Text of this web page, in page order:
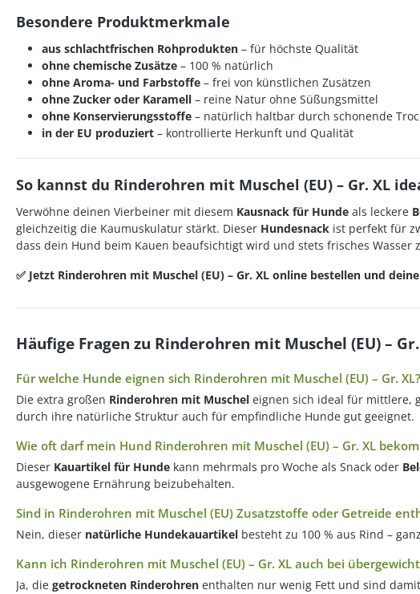
Besondere Produktmerkmale
aus schlachtfrischen Rohprodukten – für höchste Qualität
ohne chemische Zusätze – 100 % natürlich
ohne Aroma- und Farbstoffe – frei von künstlichen Zusätzen
ohne Zucker oder Karamell – reine Natur ohne Süßungsmittel
ohne Konservierungsstoffe – natürlich haltbar durch schonende
in der EU produziert – kontrollierte Herkunft und Qualität
So kannst du Rinderohren mit Muschel (EU) – Gr. XL
Verwöhne deinen Vierbeiner mit diesem Kausnack für Hunde als leckere
gleichzeitig die Kaumuskulatur stärkt. Dieser Hundesnack ist perfekt für
dass dein Hund beim Kauen beaufsichtigt wird und stets frisches Wasser
✅ Jetzt Rinderohren mit Muschel (EU) – Gr. XL online bestellen und
Häufige Fragen zu Rinderohren mit Muschel (EU) –
Für welche Hunde eignen sich Rinderohren mit Muschel (EU) – Gr. XL?
Die extra großen Rinderohren mit Muschel eignen sich ideal für mittlere,
durch ihre natürliche Struktur auch für empfindliche Hunde gut geeignet.
Wie oft darf mein Hund Rinderohren mit Muschel (EU) – Gr. XL
Dieser Kauartikel für Hunde kann mehrmals pro Woche als Snack oder
ausgewogene Ernährung beizubehalten.
Sind in Rinderohren mit Muschel (EU) Zusatzstoffe oder Getreide
Nein, dieser natürliche Hundekauartikel besteht zu 100 % aus Rind –
Kann ich Rinderohren mit Muschel (EU) – Gr. XL auch bei
Ja, die getrockneten Rinderohren enthalten nur wenig Fett und sind